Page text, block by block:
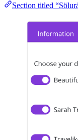
Section titled